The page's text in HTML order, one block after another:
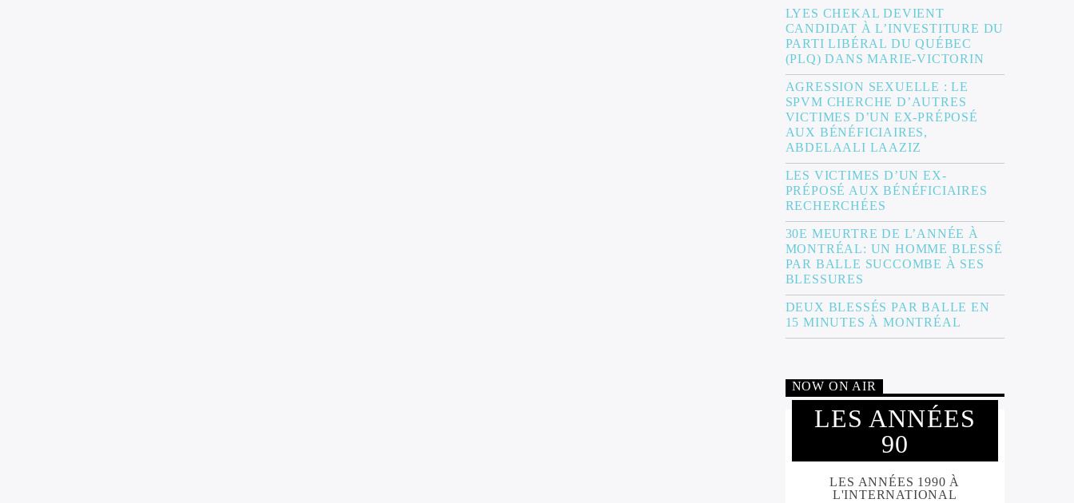
LYES CHEKAL DEVIENT
CANDIDAT À L’INVESTITURE DU
PARTI LIBÉRAL DU QUÉBEC
(PLQ) DANS MARIE-VICTORIN
AGRESSION SEXUELLE : LE
SPVM CHERCHE D’AUTRES
VICTIMES D’UN EX-PRÉPOSÉ
AUX BÉNÉFICIAIRES,
ABDELAALI LAAZIZ
LES VICTIMES D’UN EX-
PRÉPOSÉ AUX BÉNÉFICIAIRES
RECHERCHÉES
30E MEURTRE DE L’ANNÉE À
MONTRÉAL: UN HOMME BLESSÉ
PAR BALLE SUCCOMBE À SES
BLESSURES
DEUX BLESSÉS PAR BALLE EN
15 MINUTES À MONTRÉAL
NOW ON AIR
LES ANNÉES
90
LES ANNÉES 1990 À
L'INTERNATIONAL